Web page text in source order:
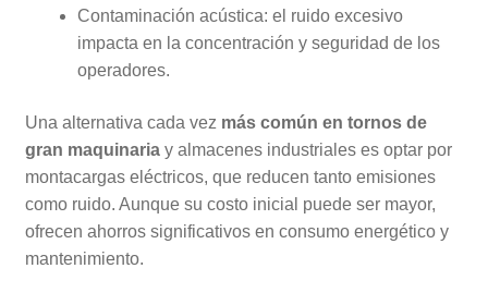
Contaminación acústica: el ruido excesivo
impacta en la concentración y seguridad de los
operadores.
Una alternativa cada vez más común en tornos de
gran maquinariay almacenes industriales es optar por
montacargas eléctricos, que reducen tanto emisiones
como ruido. Aunque su costo inicial puede ser mayor,
ofrecen ahorros significativos en consumo energético y
mantenimiento.